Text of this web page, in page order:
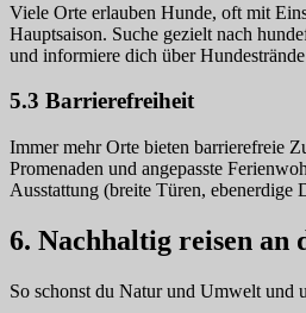
Viele Orte erlauben Hunde, oft mit
Hauptsaison. Suche gezielt nach
und informiere dich über
5.3 Barrierefreiheit
Immer mehr Orte bieten barrierefreie
Promenaden und angepasste
Ausstattung (breite Türen, ebenerdige
6. Nachhaltig reisen an
So schonst du Natur und Umwelt und